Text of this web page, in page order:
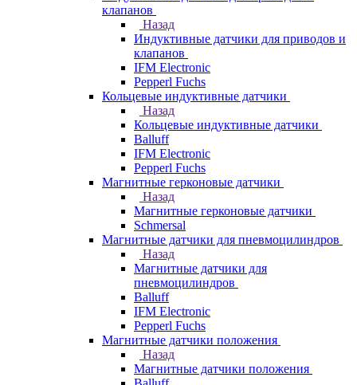
клапанов
Назад
Индуктивные датчики для приводов и
клапанов
IFM Electronic
Pepperl Fuchs
Кольцевые индуктивные датчики
Назад
Кольцевые индуктивные датчики
Balluff
IFM Electronic
Pepperl Fuchs
Магнитные герконовые датчики
Назад
Магнитные герконовые датчики
Schmersal
Магнитные датчики для пневмоцилиндров
Назад
Магнитные датчики для
пневмоцилиндров
Balluff
IFM Electronic
Pepperl Fuchs
Магнитные датчики положения
Назад
Магнитные датчики положения